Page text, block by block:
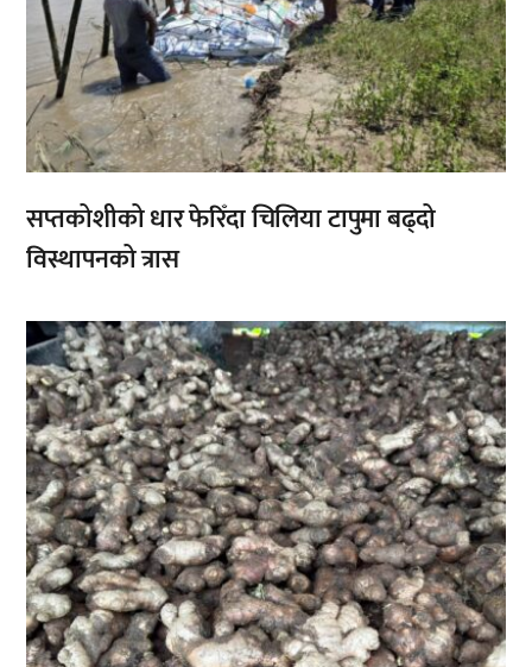
सप्तकोशीको धार फेरिँदा चिलिया टापुमा बढ्दो
विस्थापनको त्रास
,